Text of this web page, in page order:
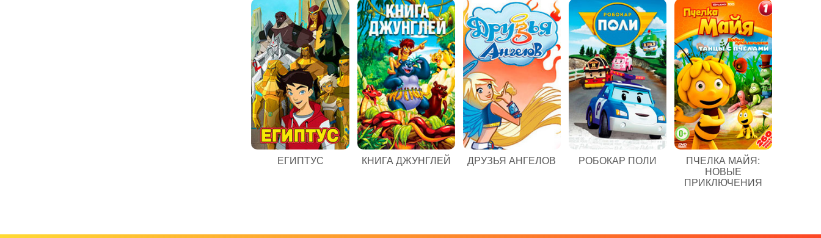
ЕГИПТУС КНИГА ДЖУНГЛЕЙ ДРУЗЬЯ АНГЕЛОВ РОБОКАР ПОЛИ
ПЧЕЛКА МАЙЯ:
НОВЫЕ
ПРИКЛЮЧЕНИЯ